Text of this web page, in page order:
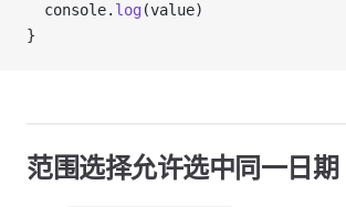
  console.
log (value)
}
范围选择允许选中同一日期